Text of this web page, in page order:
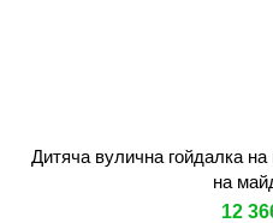
Дитяча вулична гойдалка на
на
12